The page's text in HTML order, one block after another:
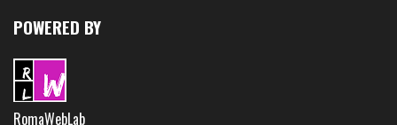
POWERED BY
RomaWebLab